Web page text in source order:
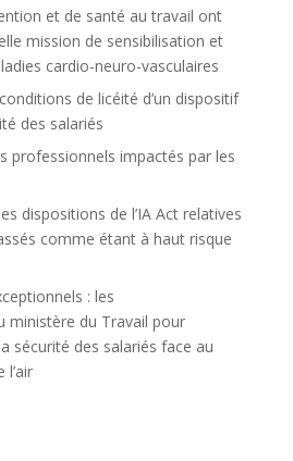
et de santé au travail ont
mission de sensibilisation et
cardio-neuro-vasculaires
de licéité d’un dispositif
des salariés
professionnels impactés par les
dispositions de l’IA Act relatives
comme étant à haut risque
: les
ministère du Travail pour
sécurité des salariés face au